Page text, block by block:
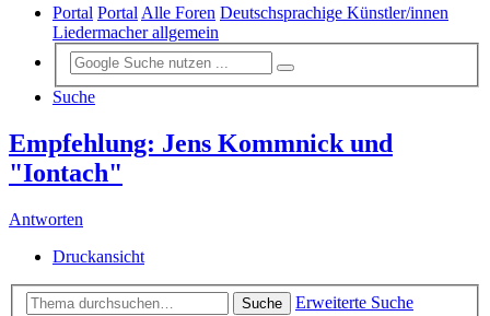
Portal PortalAlle Foren Deutschsprachige Künstler/innen
Liedermacher allgemein
Suche
Empfehlung: Jens Kommnick und
"Iontach"
Antworten
Druckansicht
Suche
Erweiterte Suche